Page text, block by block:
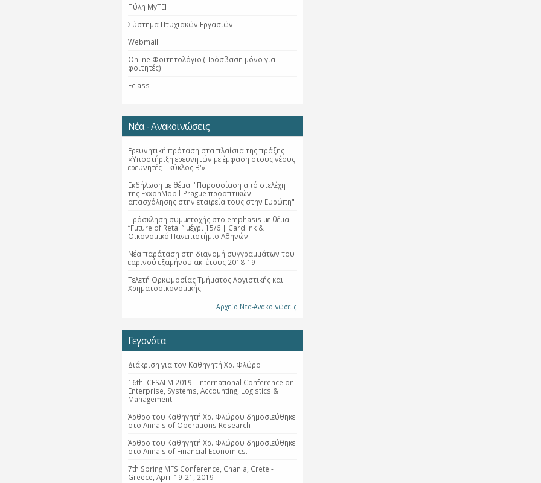
Πύλη MyTEI
Σύστημα Πτυχιακών Εργασιών
Webmail
Online Φοιτητολόγιο (Πρόσβαση μόνο για
φοιτητές)
Eclass
Νέα - Ανακοινώσεις
Ερευνητική πρόταση στα πλαίσια της πράξης
«Υποστήριξη ερευνητών με έμφαση στους νέους
ερευνητές – κύκλος Β'»
Εκδήλωση με θέμα: "Παρουσίαση από στελέχη
της ExxonMobil-Prague προοπτικών
απασχόλησης στην εταιρεία τους στην Ευρώπη"
Πρόσκληση συμμετοχής στο emphasis με θέμα
“Future of Retail” μέχρι 15/6 | Cardlink &
Οικονομικό Πανεπιστήμιο Αθηνών
Νέα παράταση στη διανομή συγγραμμάτων του
εαρινού εξαμήνου ακ. έτους 2018-19
Τελετή Ορκωμοσίας Τμήματος Λογιστικής και
Χρηματοοικονομικής
Αρχείο Νέα-Ανακοινώσεις
Γεγονότα
Διάκριση για τον Καθηγητή Χρ. Φλώρο
16th ICESALM 2019 - International Conference on
Enterprise, Systems, Accounting, Logistics &
Management
Άρθρο του Καθηγητή Χρ. Φλώρου δημοσιεύθηκε
στο Annals of Operations Research
Άρθρο του Καθηγητή Χρ. Φλώρου δημοσιεύθηκε
στο Annals of Financial Economics.
7th Spring MFS Conference, Chania, Crete -
Greece, April 19-21, 2019